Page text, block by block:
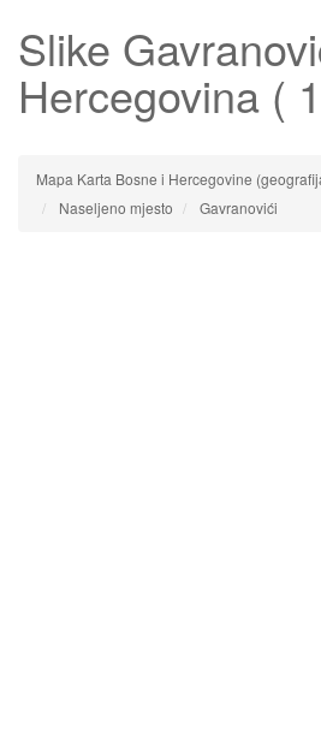
Slike
Hercegovina (
Mapa Karta Bosne i Hercegovine
Naseljeno mjesto
Gavranovići